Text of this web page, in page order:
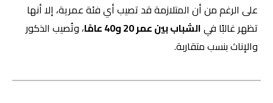
على الرغم من أن المتلازمة قد تصيب أي فئة عمرية، إلا أنها
تظهر غالبًا فيالشباب بين عمر 20 و40 عامًا
، وتُصيب الذكور
والإناث بنسب متقاربة.